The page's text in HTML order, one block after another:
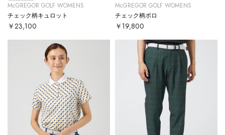
McGREGOR GOLF WOMENS
チェック柄キュロット
￥23,100
McGREGOR GOLF WOMENS
チェック柄ポロ
￥19,800